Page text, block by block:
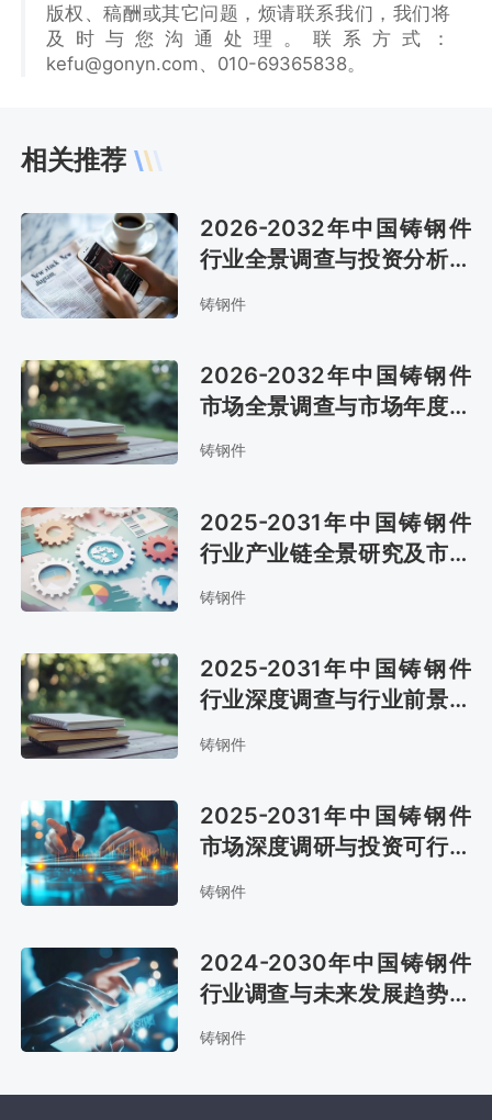
版权、稿酬或其它问题，烦请联系我们，我们将
及时与您沟通处理。联系方式：
kefu@gonyn.com、010-69365838。
相关推荐
2026-2032年中国铸钢件
行业全景调查与投资分析报
铸钢件
2026-2032年中国铸钢件
市场全景调查与市场年度调
铸钢件
2025-2031年中国铸钢件
行业产业链全景研究及市场
铸钢件
2025-2031年中国铸钢件
行业深度调查与行业前景预
铸钢件
2025-2031年中国铸钢件
市场深度调研与投资可行性
铸钢件
2024-2030年中国铸钢件
行业调查与未来发展趋势报
铸钢件